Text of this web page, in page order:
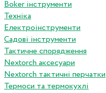
Boker інструменти
Техніка
Електроінструменти
Садові інструменти
Тактичне спорядження
Nextorch аксесуари
Nextorch тактичні перчатки
Термоси та термокухлі